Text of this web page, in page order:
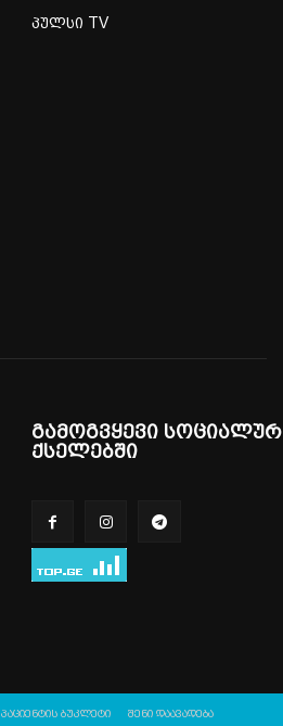
პულსი TV
გამოგვყევი სოციალურ
ქსელებში
პაციენტის ბუკლეტი შენი დაავადება